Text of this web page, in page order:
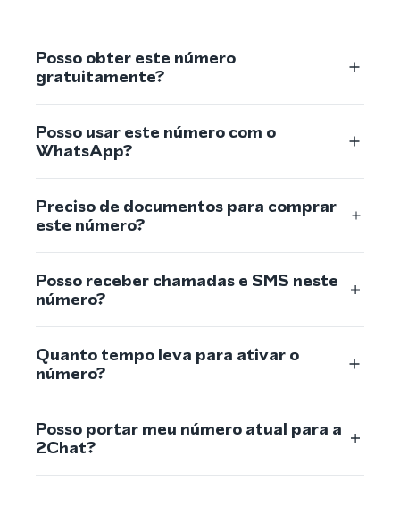
Posso obter este número
gratuitamente?
Posso usar este número com o
WhatsApp?
Preciso de documentos para comprar
este número?
Posso receber chamadas e SMS neste
número?
Quanto tempo leva para ativar o
número?
Posso portar meu número atual para a
2Chat?